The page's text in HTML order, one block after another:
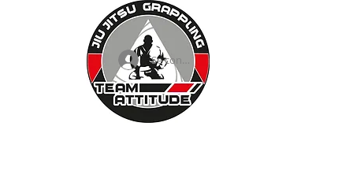
Se connecter